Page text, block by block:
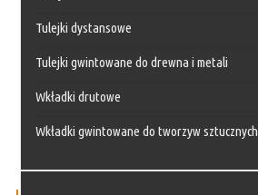
Tulejki dystansowe
Tulejki gwintowane do drewna i metali
Wkładki drutowe
Wkładki gwintowane do tworzyw sztucznych